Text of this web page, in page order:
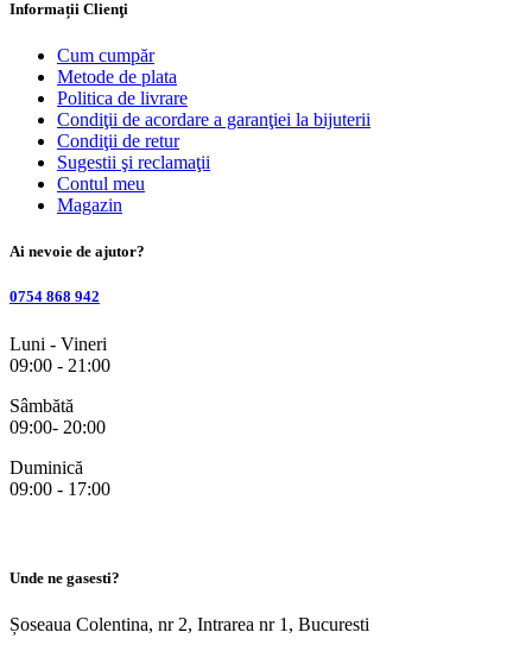
Informații Clienţi
Cum cumpăr
Metode de plata
Politica de livrare
Condiţii de acordare a garanţiei la bijuterii
Condiţii de retur
Sugestii şi reclamaţii
Contul meu
Magazin
Ai nevoie de ajutor?
0754 868 942
Luni - Vineri
09:00 - 21:00
Sâmbătă
09:00- 20:00
Duminică
09:00 - 17:00
Unde ne gasesti?
Șoseaua Colentina, nr 2, Intrarea nr 1, Bucuresti